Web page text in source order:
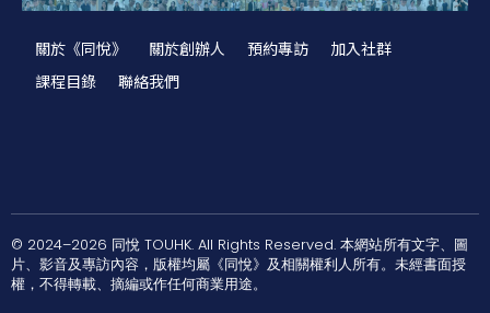
關於《同悅》 關於創辦人 預約專訪
加入社群
課程目錄
聯絡我們
© 2024–2026 同悅 TOUHK. All Rights Reserved. 本網站所有文字、圖
片、影音及專訪內容，版權均屬《同悅》及相關權利人所有。未經書面授
權，不得轉載、摘編或作任何商業用途。